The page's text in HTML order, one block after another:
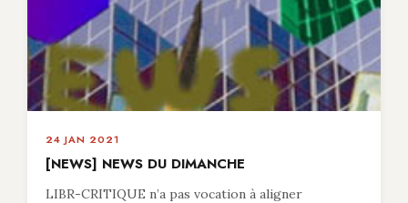
24 JAN 2021
[NEWS] NEWS DU DIMANCHE
LIBR-CRITIQUE n’a pas vocation à aligner